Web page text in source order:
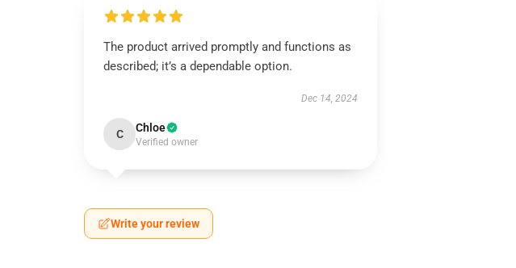
The product arrived promptly and functions as
described; it’s a dependable option.
Dec 14, 2024
C Chloe
Verified owner
Write your review